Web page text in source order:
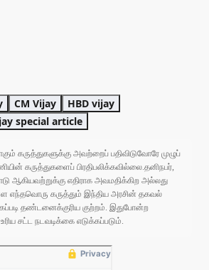
CM Vijay
HBD vijay
special article
கருத்துகளுக்கு அவற்றைப் பதிவிடுவோரே முழுப்
கருத்துகளைப் பிரதிபலிக்கவில்லை.தனிநபர்,
ஆகியவற்றுக்கு எதிராக அவமதிக்கிற அல்லது
எந்தவொரு கருத்தும் இந்திய அரசின் தகவல்
தண்டனைக்குரிய குற்றம். இதுபோன்ற
சட்ட நடவடிக்கை எடுக்கப்படும்.